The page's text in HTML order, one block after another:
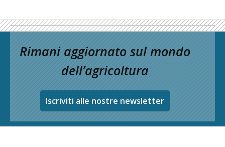
Rimani aggiornato sul mondo
dell’agricoltura
Iscriviti alle nostre newsletter